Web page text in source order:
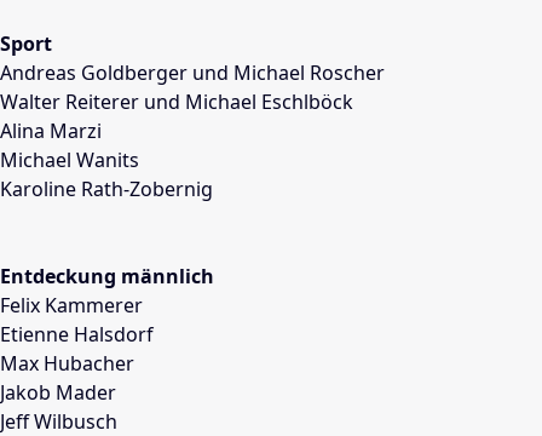
Sport
Andreas Goldberger und Michael Roscher
Walter Reiterer und Michael Eschlböck
Alina Marzi
Michael Wanits
Karoline Rath-Zobernig
Entdeckung männlich
Felix Kammerer
Etienne Halsdorf
Max Hubacher
Jakob Mader
Jeff Wilbusch